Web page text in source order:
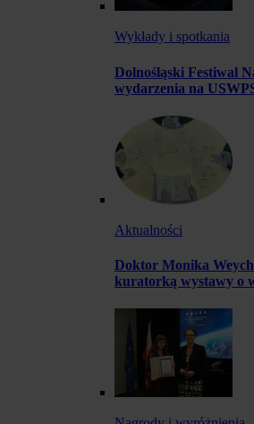
Wykłady i spotkania
Dolnośląski Festiwal
wydarzenia na
Aktualności
Doktor Monika
kuratorką wystawy o